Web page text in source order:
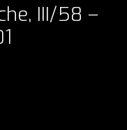
III/58 –